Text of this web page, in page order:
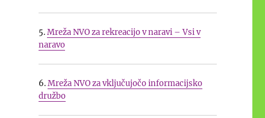
5.Mreža NVO za rekreacijo v naravi – Vsi v
naravo
6.Mreža NVO za vključujočo informacijsko
družbo